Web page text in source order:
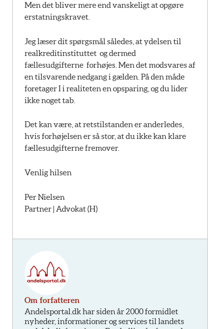
Men det bliver mere end vanskeligt at opgøre
erstatningskravet.
Jeg læser dit spørgsmål således, at ydelsen til
realkreditinstituttet  og dermed
fællesudgifterne  forhøjes. Men det modsvares af
en tilsvarende nedgang i gælden. På den måde
foretager I i realiteten en opsparing, og du lider
ikke noget tab.
Det kan være, at retstilstanden er anderledes,
hvis forhøjelsen er så stor, at du ikke kan klare
fællesudgifterne fremover.
Venlig hilsen
Per Nielsen
Partner | Advokat (H)
Om forfatteren
Andelsportal.dk har siden år 2000 formidlet
nyheder, informationer og services til landets